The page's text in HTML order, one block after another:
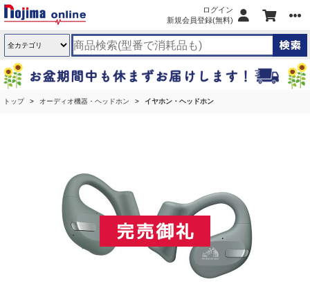
ログイン
新規会員登録(無料)
トップ オーディオ機器・ヘッドホン イヤホン・ヘッドホン